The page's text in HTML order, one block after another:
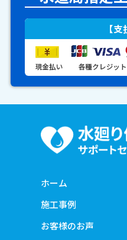
【
ホーム
施工事例
お客様のお声